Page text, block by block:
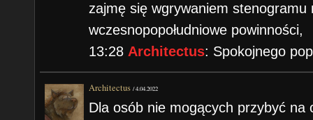
zajmę się wgrywaniem
wczesnopopołudniowe powinności,
13:28 Architectus: Spokojnego
Architectus /4.04.2022
Dla osób nie mogących przybyć na